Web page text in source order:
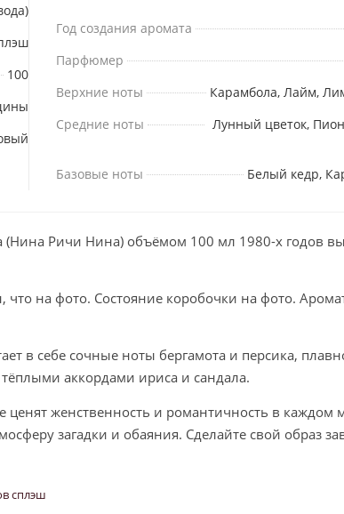
100
Год создания аромата
Парфюмер
Верхние ноты
Карамбола, Лайм,
Средние ноты
Лунный цветок,
Базовые ноты
Белый кедр,
(Нина Ричи Нина) объёмом 100 мл 1980-х годов
на фото. Состояние коробочки на фото.
в себе сочные ноты бергамота и персика,
аккордами ириса и сандала.
женственность и романтичность в каждом
загадки и обаяния. Сделайте свой образ
сплэш